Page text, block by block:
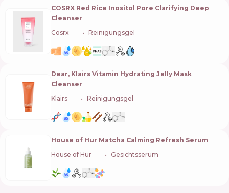
COSRX Red Rice Inositol Pore Clarifying Deep
Cleanser
Cosrx
Reinigungsgel
Dear, Klairs Vitamin Hydrating Jelly Mask
Cleanser
Klairs
Reinigungsgel
House of Hur Matcha Calming Refresh Serum
House of Hur
Gesichtsserum